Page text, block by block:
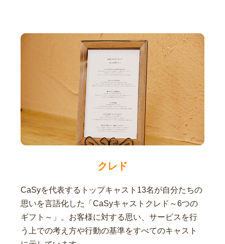
クレド
CaSyを代表するトップキャスト13名が自分たちの
思いを言語化した「CaSyキャストクレド～6つの
ギフト～」。お客様に対する思い、サービスを行
う上での考え方や行動の基準をすべてのキャスト